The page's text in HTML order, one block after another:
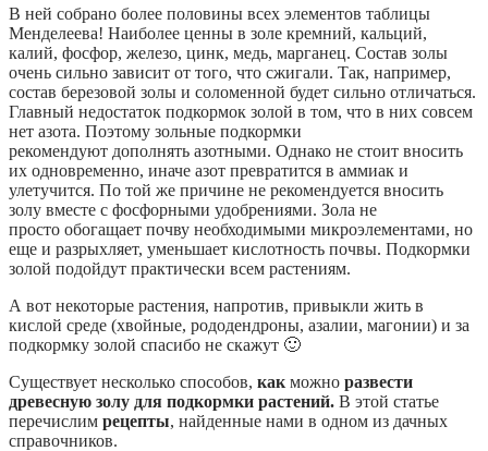
В ней собрано более половины всех элементов таблицы
Менделеева! Наиболее ценны в золе кремний, кальций,
калий, фосфор, железо, цинк, медь, марганец. Состав золы
очень сильно зависит от того, что сжигали. Так, например,
состав березовой золы и соломенной будет сильно отличаться.
Главный недостаток подкормок золой в том, что в них совсем
нет азота. Поэтому зольные подкормки
рекомендуют дополнять азотными. Однако не стоит вносить
их одновременно, иначе азот превратится в аммиак и
улетучится. По той же причине не рекомендуется вносить
золу вместе с фосфорными удобрениями. Зола не
просто обогащает почву необходимыми микроэлементами, но
еще и разрыхляет, уменьшает кислотность почвы. Подкормки
золой подойдут практически всем растениям.
А вот некоторые растения, напротив, привыкли жить в
кислой среде (хвойные, рододендроны, азалии, магонии) и за
подкормку золой спасибо не скажут 🙂
Существует несколько способов, как можно развести
древесную золу для подкормки растений. В этой статье
перечислим рецепты, найденные нами в одном из дачных
справочников.